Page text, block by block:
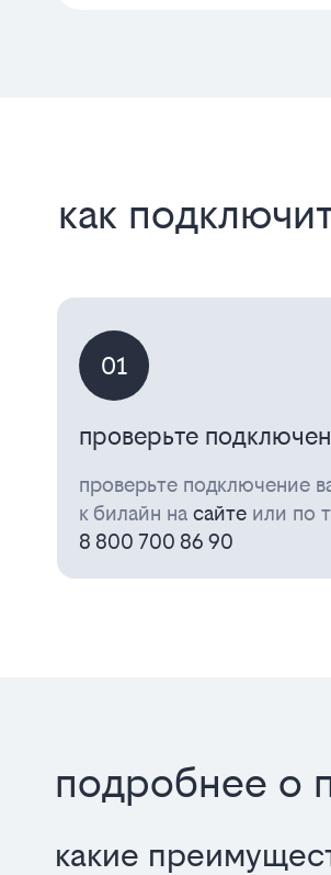
как
01
проверьте
проверьте подключение
к билайн насайте или по
8 800 700 86 90
подробнее о
какие